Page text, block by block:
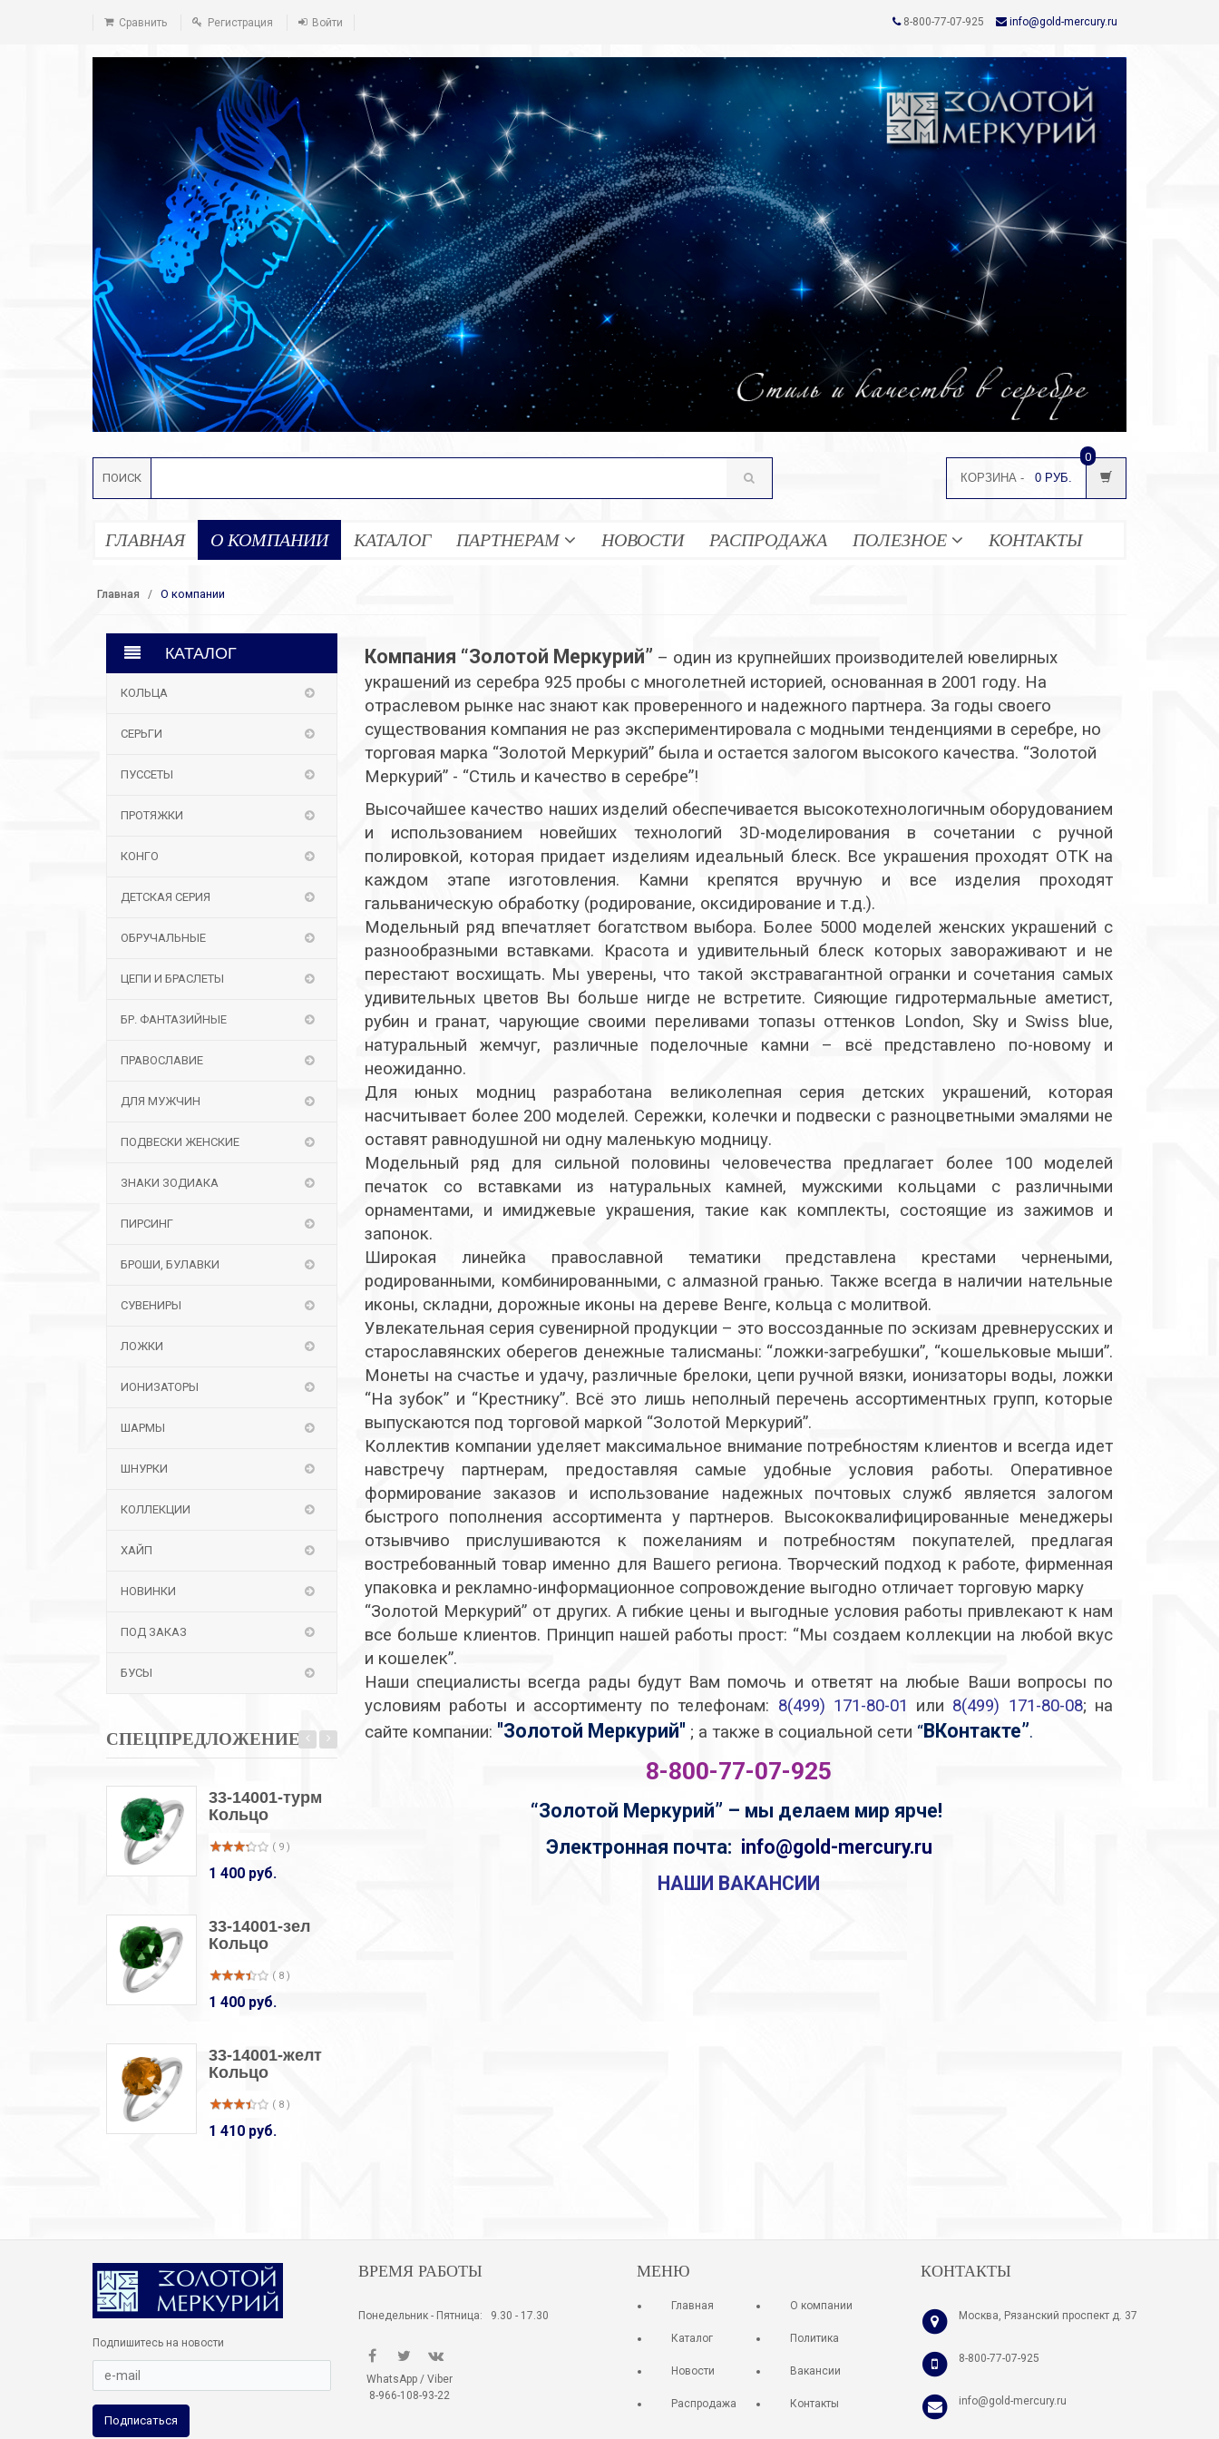
Сравнить Регистрация Войти 8-800-77-07-925 info@gold-mercury.ru
ПОИСК КОРЗИНА - 0 РУБ.
0
ГЛАВНАЯ О КОМПАНИИ КАТАЛОГ ПАРТНЕРАМ НОВОСТИ РАСПРОДАЖА ПОЛЕЗНОЕ КОНТАКТЫ
Главная О компании
КАТАЛОГ
КОЛЬЦА
СЕРЬГИ
ПУССЕТЫ
ПРОТЯЖКИ
КОНГО
ДЕТСКАЯ СЕРИЯ
ОБРУЧАЛЬНЫЕ
ЦЕПИ И БРАСЛЕТЫ
БР. ФАНТАЗИЙНЫЕ
ПРАВОСЛАВИЕ
ДЛЯ МУЖЧИН
ПОДВЕСКИ ЖЕНСКИЕ
ЗНАКИ ЗОДИАКА
ПИРСИНГ
БРОШИ, БУЛАВКИ
СУВЕНИРЫ
ЛОЖКИ
ИОНИЗАТОРЫ
ШАРМЫ
ШНУРКИ
КОЛЛЕКЦИИ
ХАЙП
НОВИНКИ
ПОД ЗАКАЗ
БУСЫ
СПЕЦПРЕДЛОЖЕНИЕ
33-14001-турм
Кольцо
( 9 )
1 400 руб.
33-14001-зел
Кольцо
( 8 )
1 400 руб.
33-14001-желт
Кольцо
( 8 )
1 410 руб.
33-14001-амет
Компания “Золотой Меркурий” – один из крупнейших производителей ювелирных
украшений из серебра 925 пробы с многолетней историей, основанная в 2001 году. На
отраслевом рынке нас знают как проверенного и надежного партнера. За годы своего
существования компания не раз экспериментировала с модными тенденциями в серебре, но
торговая марка “Золотой Меркурий” была и остается залогом высокого качества. “Золотой
Меркурий” - “Стиль и качество в серебре”!
Высочайшее качество наших изделий обеспечивается высокотехнологичным оборудованием
и использованием новейших технологий 3D-моделирования в сочетании с ручной
полировкой, которая придает изделиям идеальный блеск. Все украшения проходят ОТК на
каждом этапе изготовления. Камни крепятся вручную и все изделия проходят
гальваническую обработку (родирование, оксидирование и т.д.).
Модельный ряд впечатляет богатством выбора. Более 5000 моделей женских украшений с
разнообразными вставками. Красота и удивительный блеск которых завораживают и не
перестают восхищать. Мы уверены, что такой экстравагантной огранки и сочетания самых
удивительных цветов Вы больше нигде не встретите. Сияющие гидротермальные аметист,
рубин и гранат, чарующие своими переливами топазы оттенков London, Sky и Swiss blue,
натуральный жемчуг, различные поделочные камни – всё представлено по-новому и
неожиданно.
Для юных модниц разработана великолепная серия детских украшений, которая
насчитывает более 200 моделей. Сережки, колечки и подвески с разноцветными эмалями не
оставят равнодушной ни одну маленькую модницу.
Модельный ряд для сильной половины человечества предлагает более 100 моделей
печаток со вставками из натуральных камней, мужскими кольцами с различными
орнаментами, и имиджевые украшения, такие как комплекты, состоящие из зажимов и
запонок.
Широкая линейка православной тематики представлена крестами чернеными,
родированными, комбинированными, с алмазной гранью. Также всегда в наличии нательные
иконы, складни, дорожные иконы на дереве Венге, кольца с молитвой.
Увлекательная серия сувенирной продукции – это воссозданные по эскизам древнерусских и
старославянских оберегов денежные талисманы: “ложки-загребушки”, “кошельковые мыши”.
Монеты на счастье и удачу, различные брелоки, цепи ручной вязки, ионизаторы воды, ложки
“На зубок” и “Крестнику”. Всё это лишь неполный перечень ассортиментных групп, которые
выпускаются под торговой маркой “Золотой Меркурий”.
Коллектив компании уделяет максимальное внимание потребностям клиентов и всегда идет
навстречу партнерам, предоставляя самые удобные условия работы. Оперативное
формирование заказов и использование надежных почтовых служб является залогом
быстрого пополнения ассортимента у партнеров. Высококвалифицированные менеджеры
отзывчиво прислушиваются к пожеланиям и потребностям покупателей, предлагая
востребованный товар именно для Вашего региона. Творческий подход к работе, фирменная
упаковка и рекламно-информационное сопровождение выгодно отличает торговую марку
“Золотой Меркурий” от других. А гибкие цены и выгодные условия работы привлекают к нам
все больше клиентов. Принцип нашей работы прост: “Мы создаем коллекции на любой вкус
и кошелек”.
Наши специалисты всегда рады будут Вам помочь и ответят на любые Ваши вопросы по
условиям работы и ассортименту по телефонам: 8(499) 171-80-01 или 8(499) 171-80-08; на
сайте компании: "Золотой Меркурий" ; а также в социальной сети “ВКонтакте”.
8-800-77-07-925
“Золотой Меркурий” – мы делаем мир ярче!
Электронная почта: info@gold-mercury.ru
НАШИ ВАКАНСИИ
Подпишитесь на новости
Подписаться
ВРЕМЯ РАБОТЫ
Понедельник - Пятница: 9.30 - 17.30
WhatsApp / Viber
8-966-108-93-22
МЕНЮ
Главная
Каталог
Новости
Распродажа
О компании
Политика
Вакансии
Контакты
КОНТАКТЫ
Москва, Рязанский проспект д. 37
8-800-77-07-925
info@gold-mercury.ru